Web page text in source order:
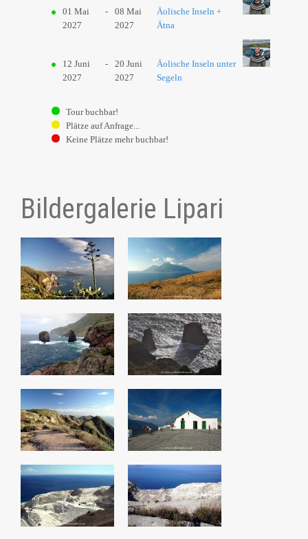
01 Mai
2027
-
08 Mai
2027
Äolische Inseln +
Ätna
12 Juni
2027
-
20 Juni
2027
Äolische Inseln unter
Segeln
Tour buchbar!
Plätze auf Anfrage...
Keine Plätze mehr buchbar!
Bildergalerie Lipari